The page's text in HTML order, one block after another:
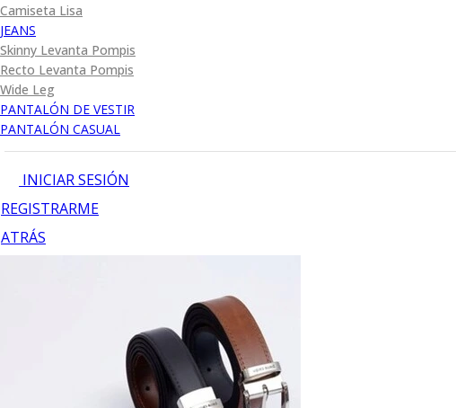
Camiseta Lisa
JEANS
Skinny Levanta Pompis
Recto Levanta Pompis
Wide Leg
PANTALÓN DE VESTIR
PANTALÓN CASUAL
INICIAR SESIÓN
REGISTRARME
ATRÁS